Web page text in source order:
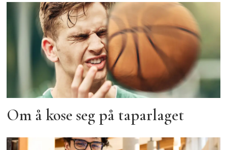
Om å kose seg på taparlaget